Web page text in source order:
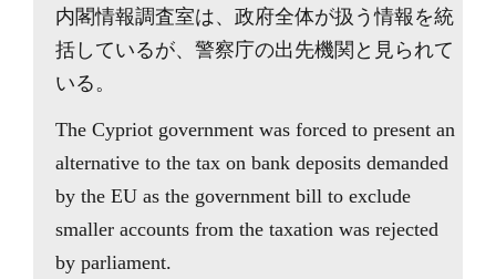
内閣情報調査室は、政府全体が扱う情報を統
括しているが、警察庁の出先機関と見られて
いる。
The Cypriot government was forced to present an
alternative to the tax on bank deposits demanded
by the EU as the government bill to exclude
smaller accounts from the taxation was rejected
by parliament.